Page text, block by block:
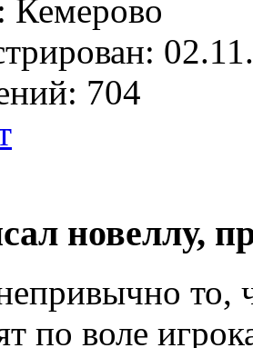
Кемерово
704
новеллу,
то,
по воле